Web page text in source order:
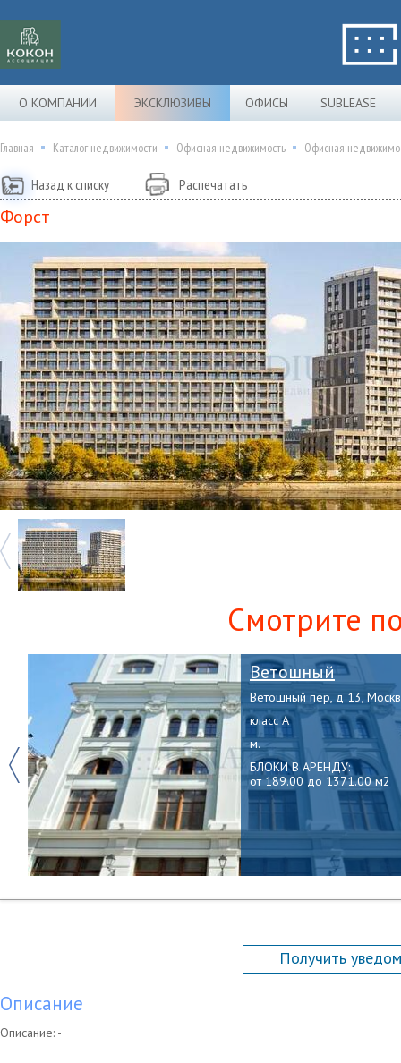
О КОМПАНИИ ЭКСКЛЮЗИВЫ ОФИСЫ SUBLEASE
Главная Каталог недвижимости Офисная недвижимость Офисная
Назад к списку Распечатать
Форст
Смотрите
Previous
Ветошный
Ветошный пер, д 13,
класс A
м.
БЛОКИ В АРЕНДУ:
от 189.00 до 1371.00 м2
Получить
Описание
Описание: -